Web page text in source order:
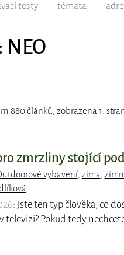
testy témata
NEO
880 článků, zobrazena 1.
zmrzliny stojící
vybavení, zima
: Jste ten typ člověka, co
televizi? Pokud tedy